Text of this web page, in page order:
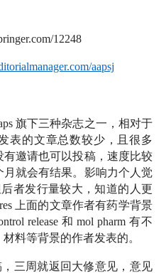
12248
aapsj
旗下三种杂志之一，相对于
表的文章总数较少，且很多
邀请也可以投稿，速度比较
就会有结果。影响力个人觉
者发行量较大，知道的人更
上面的文章作者有药学背景
release 和 mol pharm 有不
料等背景的作者发表的。
，三周就返回大修意见，意见